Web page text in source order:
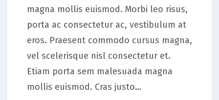
magna mollis euismod. Morbi leo risus,
porta ac consectetur ac, vestibulum at
eros. Praesent commodo cursus magna,
vel scelerisque nisl consectetur et.
Etiam porta sem malesuada magna
mollis euismod. Cras justo…